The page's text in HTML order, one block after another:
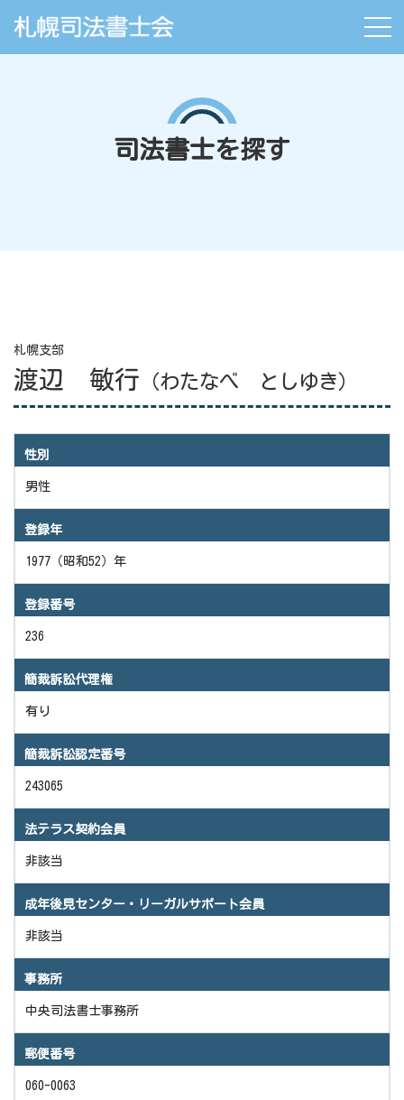
司法書士を探す
札幌支部
渡辺 敏行 （わたなべ としゆき）
性別
男性
登録年
1977（昭和52）年
登録番号
236
簡裁訴訟代理権
有り
簡裁訴訟認定番号
243065
法テラス契約会員
非該当
成年後見センター・リーガルサポート会員
非該当
事務所
中央司法書士事務所
郵便番号
060-0063